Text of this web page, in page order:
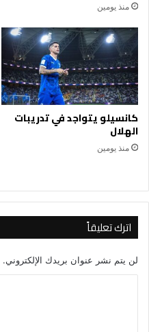
منذ يومين
كانسيلو يتواجد في تدريبات
الهلال
منذ يومين
اترك تعليقاً
لن يتم نشر عنوان بريدك الإلكتروني.